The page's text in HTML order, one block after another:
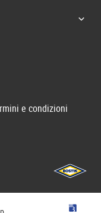
e condizioni
Bostik